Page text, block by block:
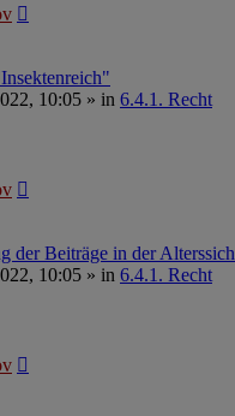
10:05 » in 6.4.1. Recht
der Beiträge in der
10:05 » in 6.4.1. Recht